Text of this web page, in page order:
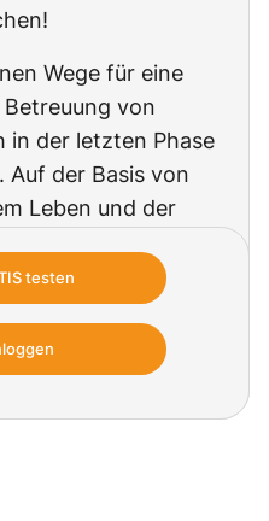
Wege für eine
von
in der letzten Phase
Auf der Basis von
Leben und der
mit
und
durchführen.
testen